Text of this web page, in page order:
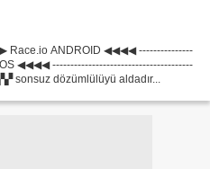
Race.io ANDROID ◀◀◀◀ ---------------
◀◀◀◀ ---------------------------------------
sonsuz dözümlülüyü aldadır...